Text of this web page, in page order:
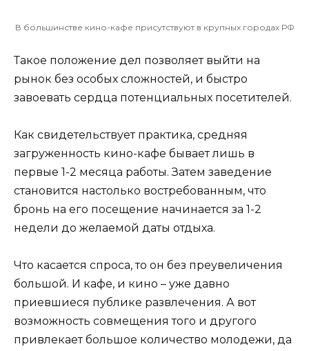
В большинстве кино-кафе присутствуют в крупных городах РФ
Такое положение дел позволяет выйти на
рынок без особых сложностей, и быстро
завоевать сердца потенциальных посетителей.
Как свидетельствует практика, средняя
загруженность кино-кафе бывает лишь в
первые 1-2 месяца работы. Затем заведение
становится настолько востребованным, что
бронь на его посещение начинается за 1-2
недели до желаемой даты отдыха.
Что касается спроса, то он без преувеличения
большой. И кафе, и кино – уже давно
приевшиеся публике развлечения. А вот
возможность совмещения того и другого
привлекает большое количество молодежи, да